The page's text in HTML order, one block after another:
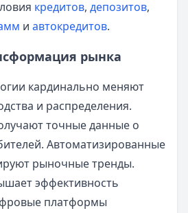
кредитов, депозитов,
и автокредитов.
рынка
кардинально меняют
и распределения.
точные данные о
Автоматизированные
рыночные тренды.
эффективность
платформы